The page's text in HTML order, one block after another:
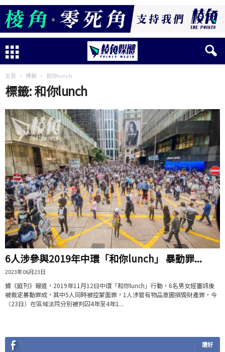
主頁 標籤 和你lunch
標籤: 和你lunch
6人涉參與2019年中環「和你lunch」 暴動罪...
2023年06月23日
據《庭刊》報道，2019年11月12日中環「和你lunch」行動，6名男女經審訊後
被裁定暴動罪成，其中5人同時被控蒙面罪，1人涉管有物品意圖損毀財產罪，今
（23日）在區域法院分別被判囚4年至4年1...
讚好